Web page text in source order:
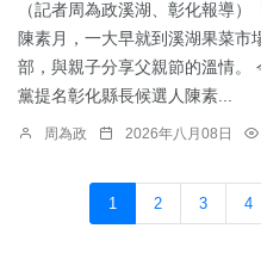
（記者周為政溪湖、彰化報導
陳素月，一大早就到溪湖果菜市
部，與親子分享父親節的溫情。
黨提名彰化縣長候選人陳素...
周為政 2026年八月08日
1 2 3 4